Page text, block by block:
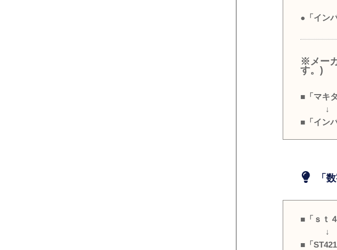
●「イン
※メー
す。)
■「マキ
↓
■「イン
「数
■「ｓｔ
↓
■「